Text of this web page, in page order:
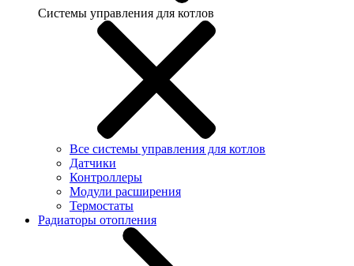
Системы управления для котлов
Все системы управления для котлов
Датчики
Контроллеры
Модули расширения
Термостаты
Радиаторы отопления